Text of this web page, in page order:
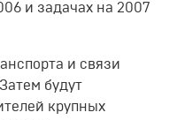
и задачах на 2007
и связи
будут
крупных